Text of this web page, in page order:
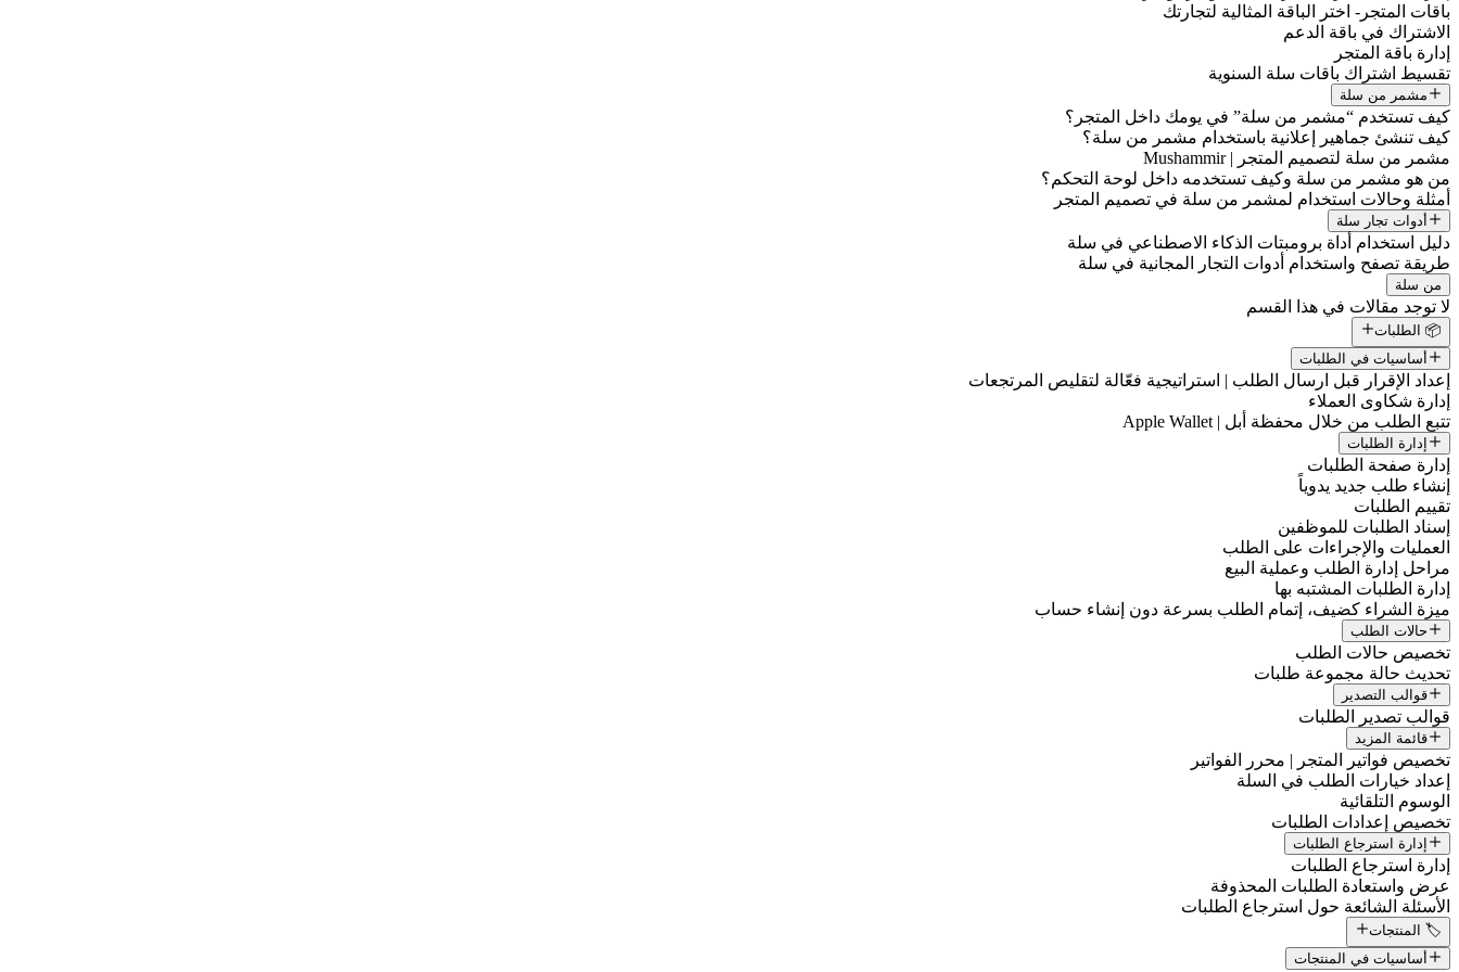
باقات المتجر- اختر الباقة المثالية لتجارتك
الاشتراك في باقة الدعم
إدارة باقة المتجر
تقسيط اشتراك باقات سلة السنوية
مشمر من سلة
كيف تستخدم “مشمر من سلة” في يومك داخل المتجر؟
كيف تنشئ جماهير إعلانية باستخدام مشمر من سلة؟
مشمر من سلة لتصميم المتجر | Mushammir
من هو مشمر من سلة وكيف تستخدمه داخل لوحة التحكم؟
أمثلة وحالات استخدام لمشمر من سلة في تصميم المتجر
أدوات تجار سلة
دليل استخدام أداة برومبتات الذكاء الاصطناعي في سلة
طريقة تصفح واستخدام أدوات التجار المجانية في سلة
من سلة
لا توجد مقالات في هذا القسم
📦 الطلبات
أساسيات في الطلبات
إعداد الإقرار قبل ارسال الطلب | استراتيجية فعّالة لتقليص المرتجعات
إدارة شكاوى العملاء
تتبع الطلب من خلال محفظة أبل | Apple Wallet
إدارة الطلبات
إدارة صفحة الطلبات
إنشاء طلب جديد يدوياً
تقييم الطلبات
إسناد الطلبات للموظفين
العمليات والإجراءات على الطلب
مراحل إدارة الطلب وعملية البيع
إدارة الطلبات المشتبه بها
ميزة الشراء كضيف، إتمام الطلب بسرعة دون إنشاء حساب
حالات الطلب
تخصيص حالات الطلب
تحديث حالة مجموعة طلبات
قوالب التصدير
قوالب تصدير الطلبات
قائمة المزيد
تخصيص فواتير المتجر | محرر الفواتير
إعداد خيارات الطلب في السلة
الوسوم التلقائية
تخصيص إعدادات الطلبات
إدارة استرجاع الطلبات
إدارة استرجاع الطلبات
عرض واستعادة الطلبات المحذوفة
الأسئلة الشائعة حول استرجاع الطلبات
🏷️ المنتجات
أساسيات في المنتجات